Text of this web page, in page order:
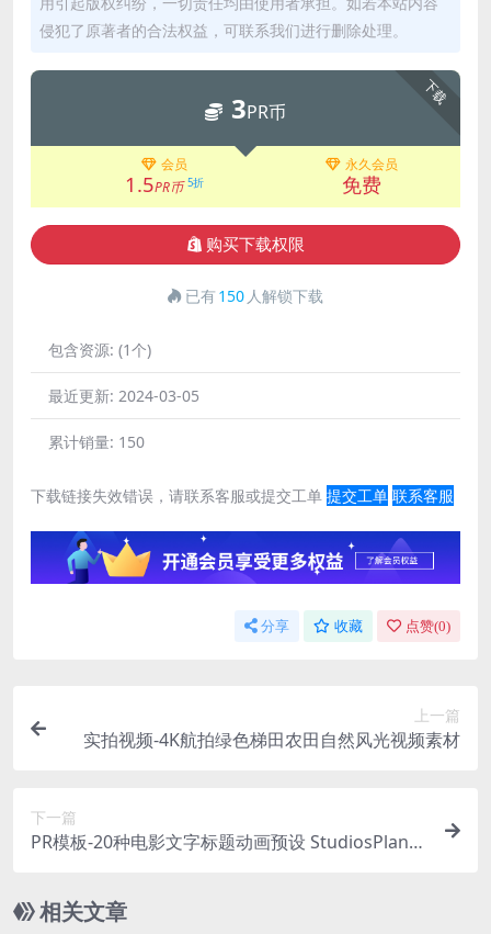
侵犯了原著者的合法权益，可联系我们进行删除处理。
下载
3PR币
会员
1.5PR币 5折
永久会员
免费
购买下载权限
已有150 人解锁下载
包含资源: (1个)
最近更新: 2024-03-05
累计销量: 150
下载链接失效错误，请联系客服或提交工单 提交工单 联系客服
分享 收藏 点赞(0)
上一篇
实拍视频-4K航拍绿色梯田农田自然风光视频素材
下一篇
PR模板-20种电影文字标题动画预设 StudiosPlanet
相关文章